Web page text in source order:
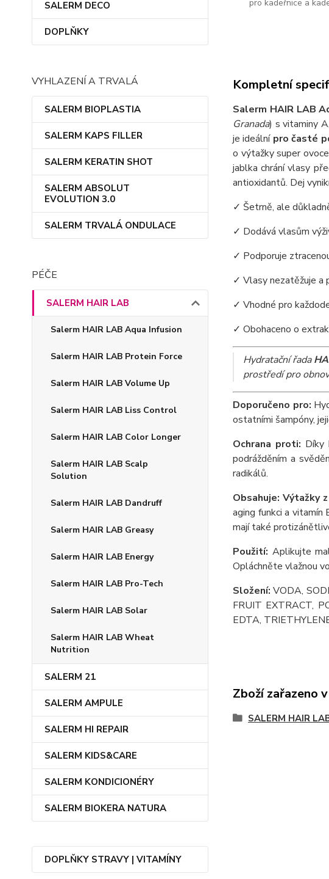
SALERM DECO
DOPLŇKY
VYHLAZENÍ A TRVALÁ
SALERM BIOPLASTIA
SALERM KAPS FILLER
SALERM KERATIN SHOT
SALERM ABSOLUT
EVOLUTION 3.0
SALERM TRVALÁ ONDULACE
PÉČE
SALERM HAIR LAB
Salerm HAIR LAB Aqua Infusion
Salerm HAIR LAB Protein Force
Salerm HAIR LAB Volume Up
Salerm HAIR LAB Liss Control
Salerm HAIR LAB Color Longer
Salerm HAIR LAB Scalp
Solution
Salerm HAIR LAB Dandruff
Salerm HAIR LAB Greasy
Salerm HAIR LAB Energy
Salerm HAIR LAB Pro-Tech
Salerm HAIR LAB Solar
Salerm HAIR LAB Wheat
Nutrition
SALERM 21
SALERM AMPULE
SALERM HI REPAIR
SALERM KIDS&CARE
SALERM KONDICIONÉRY
SALERM BIOKERA NATURA
DOPLŇKY STRAVY | VITAMÍNY
pro kadeřnice a
Kompletní
Salerm HAIR LAB
Granada) s vitaminy
je ideální pro časté
o výtažky super ovoce
jablka chrání vlasy
antioxidantů. Dej
✓ Šetrně, ale
✓ Dodává vlasům
✓ Podporuje
✓ Vlasy nezatěžuje a
✓ Vhodné pro
✓ Obohaceno o
Hydratační řada
prostředí pro
Doporučeno pro:
ostatními šampóny,
Ochrana proti: Díky
podrážděním a
radikálů.
Obsahuje: Výtažky
aging funkci a vitamín
mají také
Použití: Aplikujte
Opláchněte vlažnou
Složení:VODA,
FRUIT EXTRACT,
EDTA,
Zboží zařazeno
SALERM HAIR